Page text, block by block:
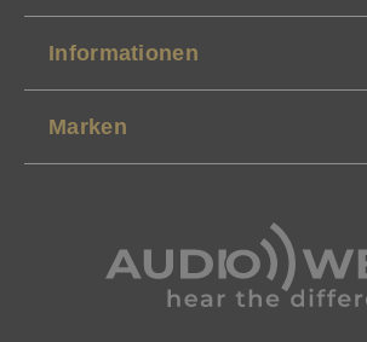
Informationen
Marken